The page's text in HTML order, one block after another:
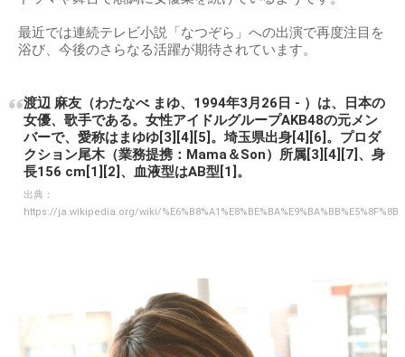
最近では連続テレビ小説「なつぞら」への出演で再度注目を
浴び、今後のさらなる活躍が期待されています。
渡辺 麻友（わたなべ まゆ、1994年3月26日 - ）は、日本の
女優、歌手である。女性アイドルグループAKB48の元メン
バーで、愛称はまゆゆ[3][4][5]。埼玉県出身[4][6]。プロダ
クション尾木（業務提携：Mama＆Son）所属[3][4][7]、身
長156 cm[1][2]、血液型はAB型[1]。
出典：
https://ja.wikipedia.org/wiki/%E6%B8%A1%E8%BE%BA%E9%BA%BB%E5%8F%8B